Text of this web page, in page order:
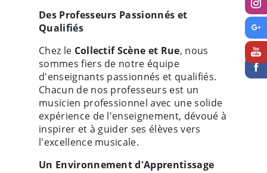
Des Professeurs Passionnés et
Qualifiés
Chez le Collectif Scène et Rue, nous
sommes fiers de notre équipe
d'enseignants passionnés et qualifiés.
Chacun de nos professeurs est un
musicien professionnel avec une solide
expérience de l'enseignement, dévoué à
inspirer et à guider ses élèves vers
l'excellence musicale.
Un Environnement d'Apprentissage